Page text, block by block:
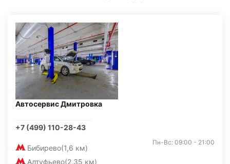
Автосервис Дмитровка
+7 (499) 110-28-43
Бибирево(1,6 км)
Алтуфьево(2,35 км)
Пн-Вс: 09:00 - 21:00